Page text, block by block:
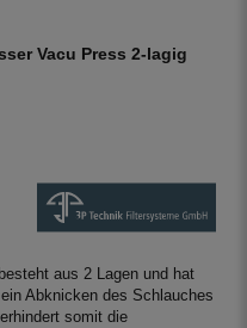
Vacu Press 2-lagig
aus 2 Lagen und hat
Abknicken des Schlauches
somit die